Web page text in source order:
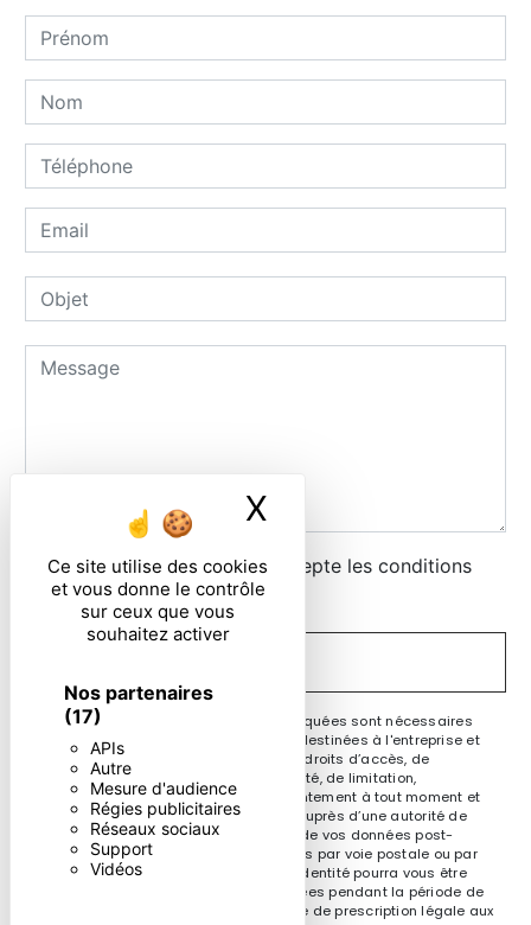
Ce site utilise des cookies
et vous donne le contrôle
sur ceux que vous
souhaitez activer
Nos partenaires
(17)
APIs
Autre
Mesure d'audience
Régies publicitaires
Réseaux sociaux
Support
Vidéos
X
En cochant cette case, j'accepte les conditions
particulières ci-dessous **
** Les données personnelles communiquées sont nécessaires
aux fins de vous contacter. Elles sont destinées à l'entreprise et
ses sous-traitants. Vous disposez de droits d’accès, de
rectification, d’effacement, de portabilité, de limitation,
d’opposition, de retrait de votre consentement à tout moment et
du droit d’introduire une réclamation auprès d’une autorité de
contrôle, ainsi que d’organiser le sort de vos données post-
mortem. Vous pouvez exercer ces droits par voie postale ou par
courrier électronique. Un justificatif d'identité pourra vous être
demandé. Nous conservons vos données pendant la période de
prise de contact puis pendant la durée de prescription légale aux